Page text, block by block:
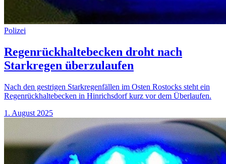
Polizei
Regenrückhaltebecken droht nach
Starkregen überzulaufen
Nach den gestrigen Starkregenfällen im Osten Rostocks steht ein
Regenrückhaltebecken in Hinrichsdorf kurz vor dem Überlaufen.
1. August 2025